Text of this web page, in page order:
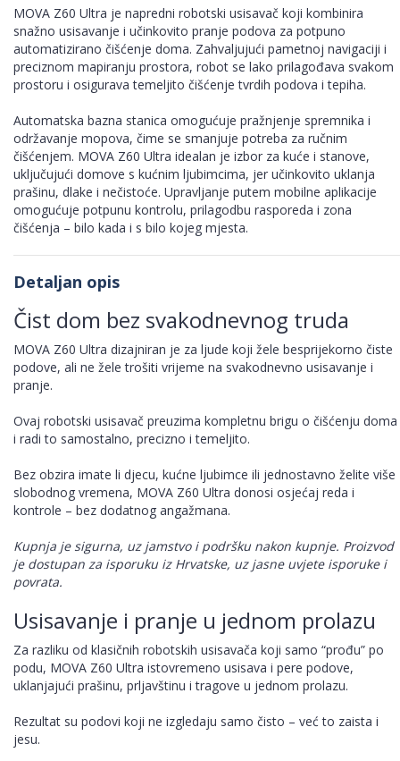
MOVA Z60 Ultra je napredni robotski usisavač koji kombinira
snažno usisavanje i učinkovito pranje podova za potpuno
automatizirano čišćenje doma. Zahvaljujući pametnoj navigaciji i
preciznom mapiranju prostora, robot se lako prilagođava svakom
prostoru i osigurava temeljito čišćenje tvrdih podova i tepiha.
Automatska bazna stanica omogućuje pražnjenje spremnika i
održavanje mopova, čime se smanjuje potreba za ručnim
čišćenjem. MOVA Z60 Ultra idealan je izbor za kuće i stanove,
uključujući domove s kućnim ljubimcima, jer učinkovito uklanja
prašinu, dlake i nečistoće. Upravljanje putem mobilne aplikacije
omogućuje potpunu kontrolu, prilagodbu rasporeda i zona
čišćenja – bilo kada i s bilo kojeg mjesta.
Detaljan opis
Čist dom bez svakodnevnog truda
MOVA Z60 Ultra dizajniran je za ljude koji žele besprijekorno čiste
podove, ali ne žele trošiti vrijeme na svakodnevno usisavanje i
pranje.
Ovaj robotski usisavač preuzima kompletnu brigu o čišćenju doma
i radi to samostalno, precizno i temeljito.
Bez obzira imate li djecu, kućne ljubimce ili jednostavno želite više
slobodnog vremena, MOVA Z60 Ultra donosi osjećaj reda i
kontrole – bez dodatnog angažmana.
Kupnja je sigurna, uz jamstvo i podršku nakon kupnje. Proizvod
je dostupan za isporuku iz Hrvatske, uz jasne uvjete isporuke i
povrata.
Usisavanje i pranje u jednom prolazu
Za razliku od klasičnih robotskih usisavača koji samo “prođu” po
podu, MOVA Z60 Ultra istovremeno usisava i pere podove,
uklanjajući prašinu, prljavštinu i tragove u jednom prolazu.
Rezultat su podovi koji ne izgledaju samo čisto – već to zaista i
jesu.